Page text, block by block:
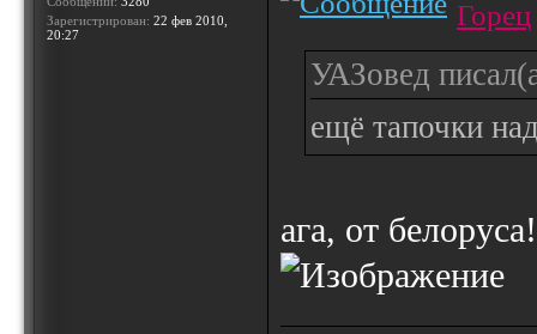
Зарегистрирован: 22 фев 2010,
20:27
Горец
УАЗовед
ещё тапочки
ага, от